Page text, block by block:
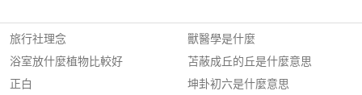
旅行社理念
浴室放什麼植物比較好
正白
獸醫學是什麼
苫蔽成丘的丘是什麼意思
坤卦初六是什麼意思